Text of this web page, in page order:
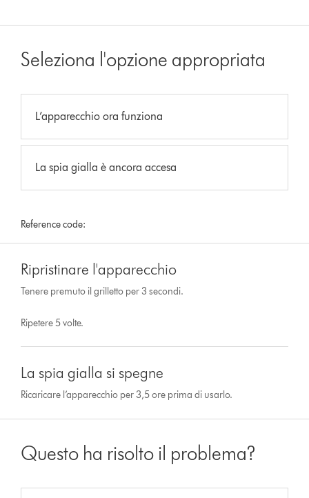
Seleziona l'opzione appropriata
L’apparecchio ora funziona
La spia gialla è ancora accesa
Reference code:
Ripristinare l'apparecchio
Tenere premuto il grilletto per 3 secondi.
Ripetere 5 volte.
La spia gialla si spegne
Ricaricare l’apparecchio per 3,5 ore prima di usarlo.
Questo ha risolto il problema?